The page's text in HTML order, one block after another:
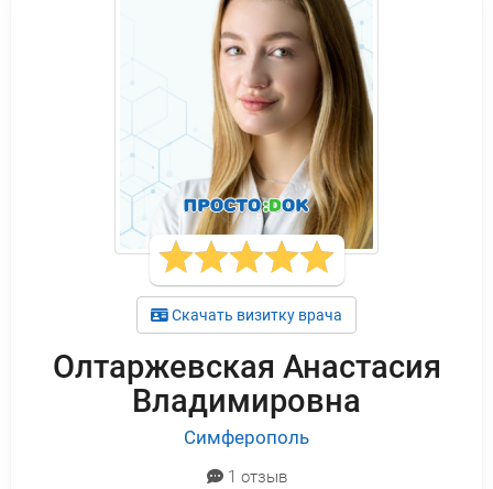
Скачать визитку врача
Олтаржевская Анастасия
Владимировна
Симферополь
1 отзыв